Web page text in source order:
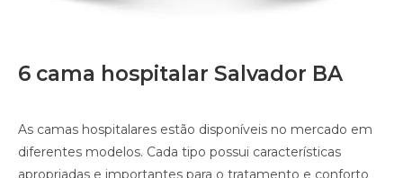
6 cama hospitalar Salvador BA
As camas hospitalares estão disponíveis no mercado em
diferentes modelos. Cada tipo possui características
apropriadas e importantes para o tratamento e conforto